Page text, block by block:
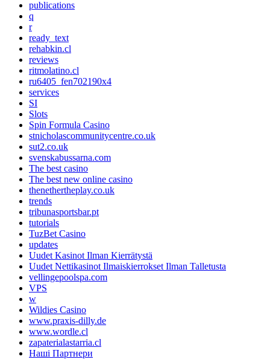
publications
q
r
ready_text
rehabkin.cl
reviews
ritmolatino.cl
ru6405_fen702190x4
services
SI
Slots
Spin Formula Casino
stnicholascommunitycentre.co.uk
sut2.co.uk
svenskabussarna.com
The best casino
The best new online casino
thenethertheplay.co.uk
trends
tribunasportsbar.pt
tutorials
TuzBet Casino
updates
Uudet Kasinot Ilman Kierrätystä
Uudet Nettikasinot Ilmaiskierrokset Ilman Talletusta
vellingepoolspa.com
VPS
w
Wildies Casino
www.praxis-dilly.de
www.wordle.cl
zapaterialastarria.cl
Наші Партнери